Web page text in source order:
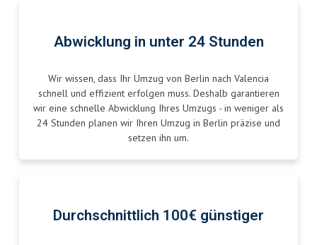
Abwicklung in unter 24 Stunden
Wir wissen, dass Ihr Umzug von Berlin nach Valencia
schnell und effizient erfolgen muss. Deshalb garantieren
wir eine schnelle Abwicklung Ihres Umzugs - in weniger als
24 Stunden planen wir Ihren Umzug in Berlin präzise und
setzen ihn um.
Durchschnittlich 100€ günstiger